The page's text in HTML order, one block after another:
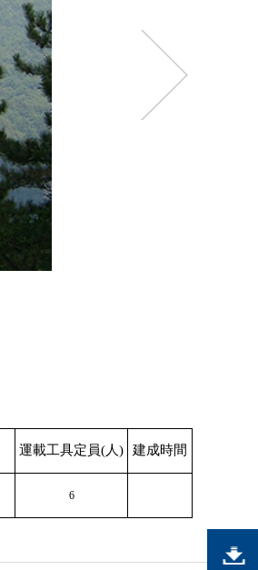
運載工具定員(人) 建成時間
6